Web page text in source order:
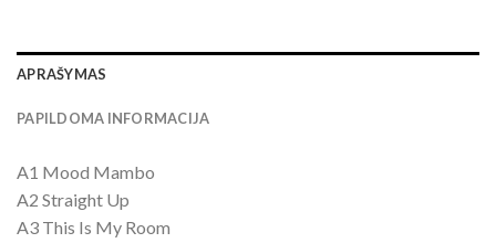
APRAŠYMAS
PAPILDOMA INFORMACIJA
A1 Mood Mambo
A2 Straight Up
A3 This Is My Room